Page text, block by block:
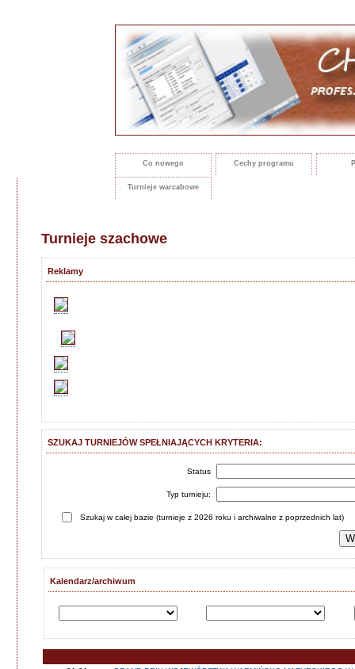
Co nowego Cechy programu
Turnieje warcabowe
Turnieje szachowe
Reklamy
SZUKAJ TURNIEJÓW SPEŁNIAJĄCYCH KRYTERIA:
Status
Typ turnieju:
Szukaj w całej bazie (turnieje z 2026 roku i archiwalne z poprzednich lat)
Kalendarz/archiwum